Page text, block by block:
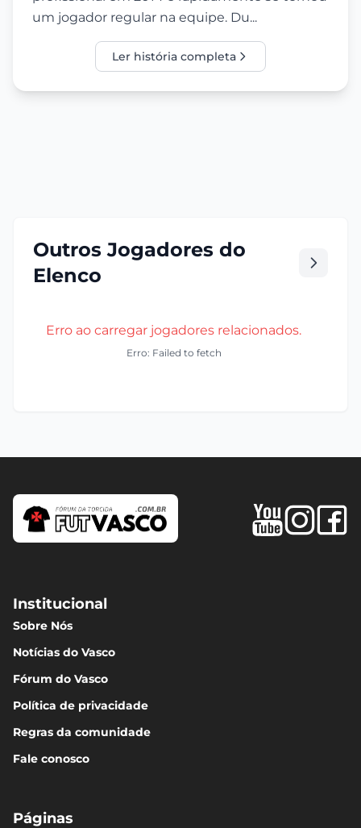
um jogador regular na equipe. Du...
Ler história completa
Outros Jogadores do
Elenco
Erro ao carregar jogadores relacionados.
Erro: Failed to fetch
Institucional
Sobre Nós
Notícias do Vasco
Fórum do Vasco
Política de privacidade
Regras da comunidade
Fale conosco
Páginas